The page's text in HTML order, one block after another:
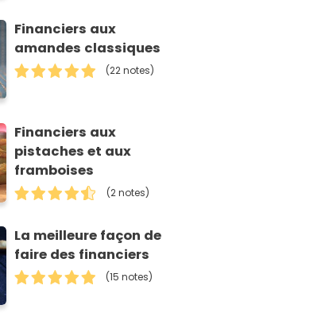
Financiers aux
amandes classiques
(22 notes)
Financiers aux
pistaches et aux
framboises
(2 notes)
La meilleure façon de
faire des financiers
(15 notes)